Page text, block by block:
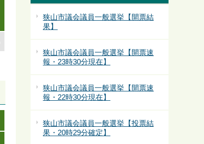
狭山市議会議員一般選挙【開票結
果】
狭山市議会議員一般選挙【開票速
報・23時30分現在】
狭山市議会議員一般選挙【開票速
報・22時30分現在】
狭山市議会議員一般選挙【投票結
果・20時29分確定】